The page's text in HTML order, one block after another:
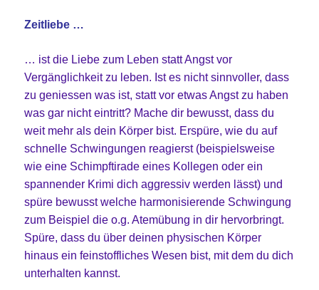
Zeitliebe …
… ist die Liebe zum Leben statt Angst vor
Vergänglichkeit zu leben. Ist es nicht sinnvoller, dass
zu geniessen was ist, statt vor etwas Angst zu haben
was gar nicht eintritt? Mache dir bewusst, dass du
weit mehr als dein Körper bist. Erspüre, wie du auf
schnelle Schwingungen reagierst (beispielsweise
wie eine Schimpftirade eines Kollegen oder ein
spannender Krimi dich aggressiv werden lässt) und
spüre bewusst welche harmonisierende Schwingung
zum Beispiel die o.g. Atemübung in dir hervorbringt.
Spüre, dass du über deinen physischen Körper
hinaus ein feinstoffliches Wesen bist, mit dem du dich
unterhalten kannst.